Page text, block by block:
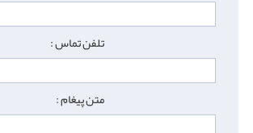
تلفن تماس :
متن پیغام :